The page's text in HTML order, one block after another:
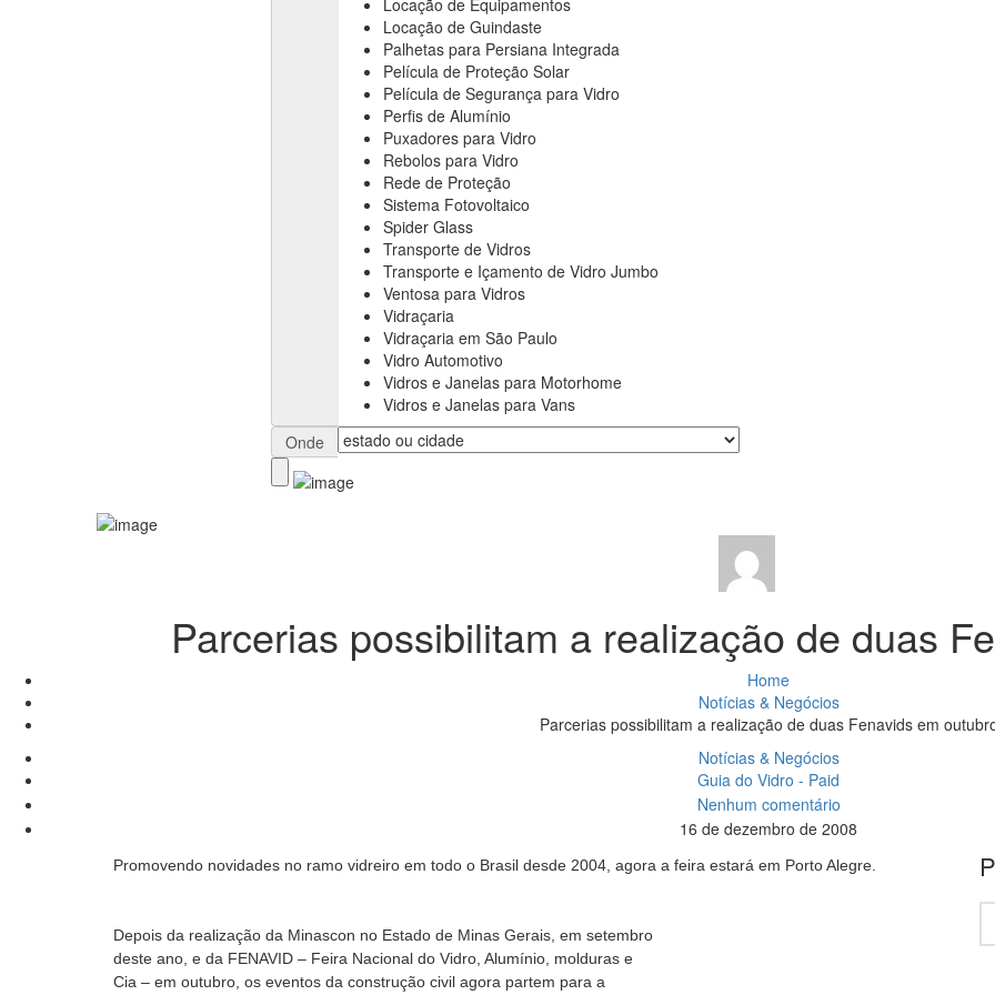
Locação de Equipamentos
Locação de Guindaste
Palhetas para Persiana Integrada
Película de Proteção Solar
Película de Segurança para Vidro
Perfis de Alumínio
Puxadores para Vidro
Rebolos para Vidro
Rede de Proteção
Sistema Fotovoltaico
Spider Glass
Transporte de Vidros
Transporte e Içamento de Vidro Jumbo
Ventosa para Vidros
Vidraçaria
Vidraçaria em São Paulo
Vidro Automotivo
Vidros e Janelas para Motorhome
Vidros e Janelas para Vans
Onde
Parcerias possibilitam a realização de duas
Home
Notícias & Negócios
Parcerias possibilitam a realização de duas Fenavids em
Notícias & Negócios
Guia do Vidro - Paid
Nenhum comentário
16 de dezembro de 2008
Promovendo novidades no ramo vidreiro em todo o Brasil desde 2004, agora a feira estará em Porto Alegre.
Depois da realização da Minascon no Estado de Minas Gerais, em setembro
deste ano, e da FENAVID – Feira Nacional do Vidro, Alumínio, molduras e
Cia – em outubro, os eventos da construção civil agora partem para a